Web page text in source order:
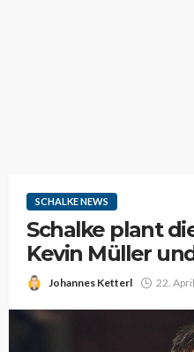
SCHALKE NEWS
Schalke plant
Kevin Müller
Johannes Ketterl 22.